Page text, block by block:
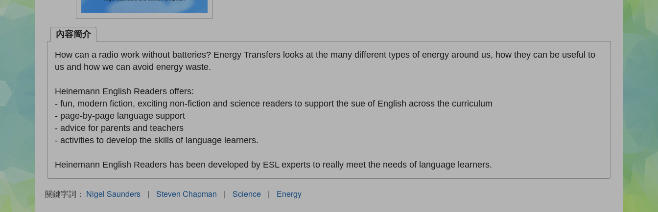
內容簡介
How can a radio work without batteries? Energy Transfers looks at the many different types of energy around us, how they can be useful to
us and how we can avoid energy waste.
Heinemann English Readers offers:
- fun, modern fiction, exciting non-fiction and science readers to support the sue of English across the curriculum
- page-by-page language support
- advice for parents and teachers
- activities to develop the skills of language learners.
Heinemann English Readers has been developed by ESL experts to really meet the needs of language learners.
關鍵字詞： Nigel Saunders | Steven Chapman | Science | Energy